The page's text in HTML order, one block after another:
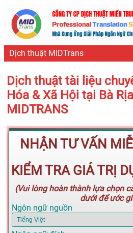
Dịch thuật MIDTrans
Dịch thuật tài liệu
Hóa & Xã Hội tại Bà
MIDTRANS
NHẬN TƯ VẤN
KIỂM TRA GIÁ TRỊ
(Vui lòng hoàn thành lựa chọn
dưới để ước
Ngôn ngữ nguồn